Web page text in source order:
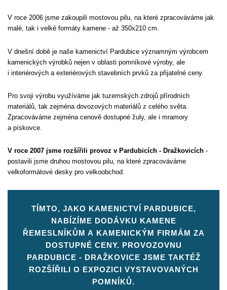
V roce 2006 jsme zakoupili mostovou pilu, na které zpracováváme jak
malé, tak i velké formáty kamene - až 350x210 cm.
V dnešní době je naše kamenictví Pardubice významným výrobcem
kamenických výrobků nejen v oblasti pomníkové výroby, ale
i interiérových a exteriérových stavebních prvků za přijatelné ceny.
Pro svoji výrobu využíváme jak tuzemských zdrojů přírodních
materiálů, tak zejména dovozových materiálů z celého světa.
Zpracováváme zejména cenově dostupné žuly, ale i mramory
a pískovce.
V roce 2007 jsme rozšířili provoz v Pardubicích - Dražkovicích -
postavili jsme druhou mostovou pilu, na které zpracováváme
velkoformátové desky pro velkoobchod.
TÍMTO, JAKO KAMENICTVÍ PARDUBICE,
NABÍZÍME DODÁVKU KAMENE
ŘEMESLNÍKŮM A KAMENICKÝM FIRMÁM ZA
DOSTUPNÉ CENY. PROVOZOVNU
PARDUBICE - DRAŽKOVICE JSME TAKTÉŽ
ROZŠÍŘILI O EXPOZICI VYSTAVOVANÝCH
POMNÍKŮ.